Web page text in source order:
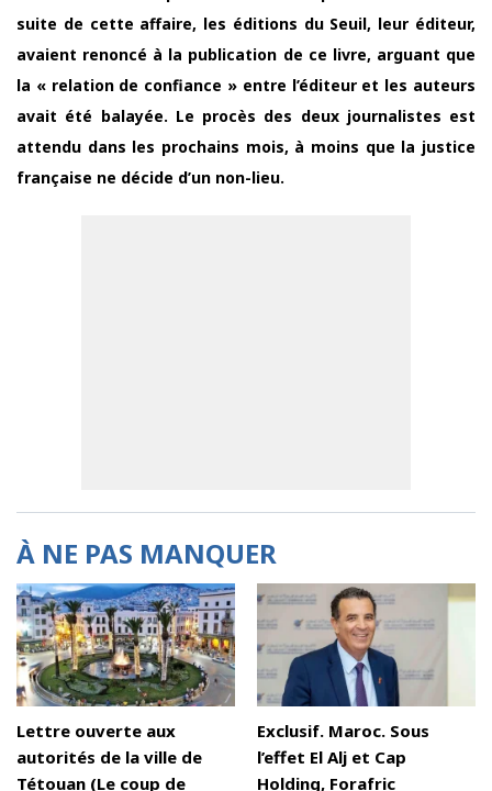
suite de cette affaire, les éditions du Seuil, leur éditeur,
avaient renoncé à la publication de ce livre, arguant que
la « relation de confiance » entre l’éditeur et les auteurs
avait été balayée. Le procès des deux journalistes est
attendu dans les prochains mois, à moins que la justice
française ne décide d’un non-lieu.
À NE PAS MANQUER
Lettre ouverte aux
autorités de la ville de
Tétouan (Le coup de
Exclusif. Maroc. Sous
l’effet El Alj et Cap
Holding, Forafric